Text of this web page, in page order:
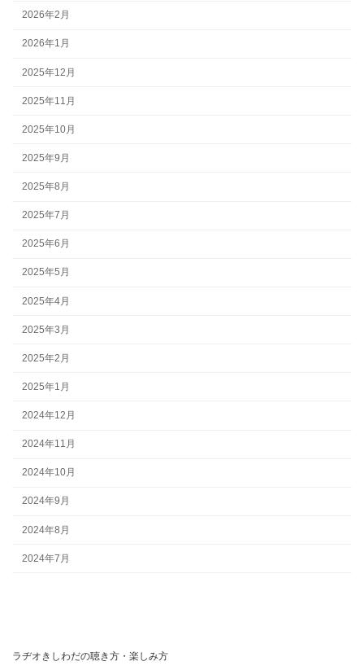
2026年2月
2026年1月
2025年12月
2025年11月
2025年10月
2025年9月
2025年8月
2025年7月
2025年6月
2025年5月
2025年4月
2025年3月
2025年2月
2025年1月
2024年12月
2024年11月
2024年10月
2024年9月
2024年8月
2024年7月
ラヂオきしわだの聴き方・楽しみ方